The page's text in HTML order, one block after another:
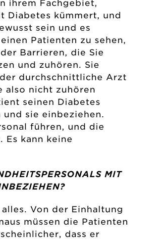
ihrem Fachgebiet,
Diabetes kümmert, und
sein und es
Patienten zu sehen,
Barrieren, die Sie
und zuhören. Sie
durchschnittliche Arzt
also nicht zuhören
seinen Diabetes
und sie einbeziehen.
führen, und die
kann keine
MIT
Von der Einhaltung
müssen die Patienten
dass er